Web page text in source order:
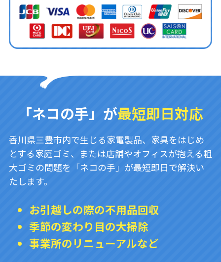
「ネコの手」が最短即日対応
香川県三豊市内で生じる家電製品、家具をはじめ
とする家庭ゴミ、または店舗やオフィスが抱える粗
大ゴミの問題を「ネコの手」が最短即日で解決い
たします。
お引越しの際の不用品回収
季節の変わり目の大掃除
事業所のリニューアルなど